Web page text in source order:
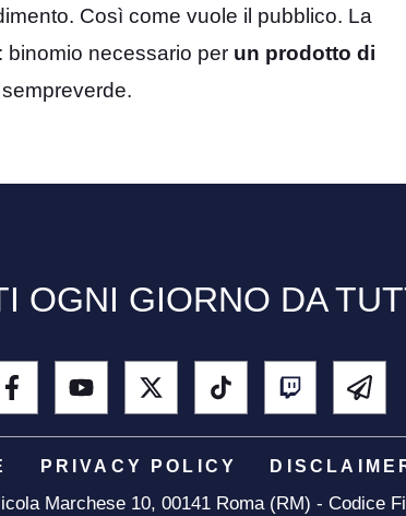
Così come vuole il pubblico. La
binomio necessario per un prodotto di
OGNI GIORNO DA
PRIVACY POLICY
Marchese 10, 00141 Roma (RM) - Codice